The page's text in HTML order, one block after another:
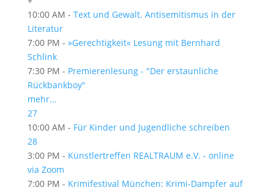
10:00 AM - Text und Gewalt. Antisemitismus in der
Literatur
7:00 PM - »Gerechtigkeit« Lesung mit Bernhard
Schlink
7:30 PM - Premierenlesung - "Der erstaunliche
Rückbankboy"
mehr...
27
10:00 AM - Für Kinder und Jugendliche schreiben
28
3:00 PM - Künstlertreffen REALTRAUM e.V. - online
via Zoom
7:00 PM - Krimifestival München: Krimi-Dampfer auf